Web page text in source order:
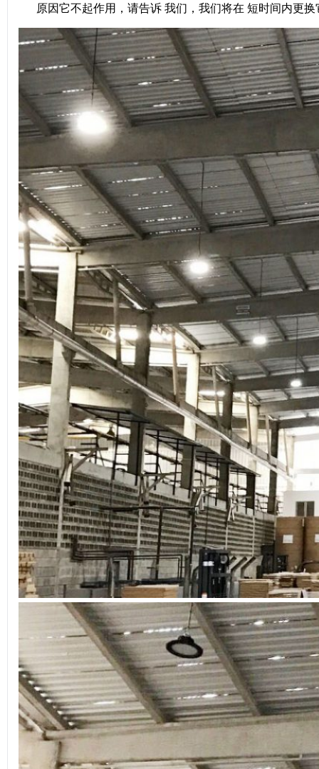
原因它不起作用，请告诉 我们，我们将在 短时间内更换